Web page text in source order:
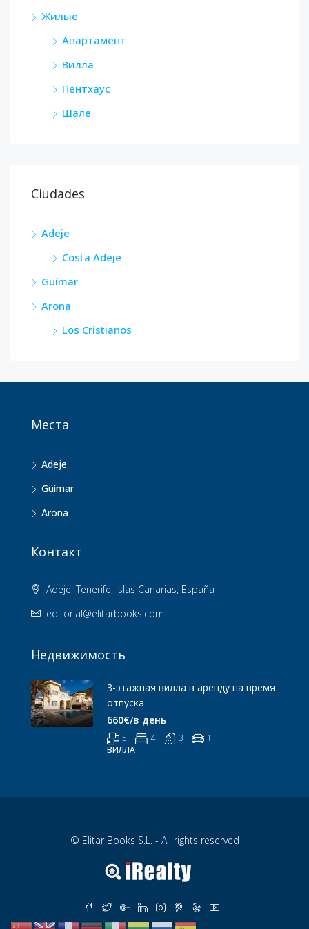
Жилые
Апартамент
Вилла
Пентхаус
Шале
Ciudades
Adeje
Costa Adeje
Güímar
Arona
Los Cristianos
Места
Adeje
Güímar
Arona
Контакт
Adeje, Tenerife, Islas Canarias, España
editorial@elitarbooks.com
Недвижимость
3-этажная вилла в аренду на время
отпуска
660€/в день
5 4 3
1
ВИЛЛА
© Elitar Books S.L. - All rights reserved